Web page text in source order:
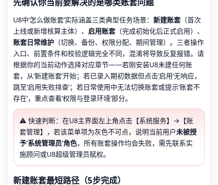
U8中‘怎么做账套’实际涵盖三类典型任务场景： 新建账套 （首次
上线或新增核算主体）、 启用账套 （完成初始化后正式启用）、
账套日常维护 （切换、备份、权限分配、期间管理）。三者操作
入口、前置条件和校验逻辑完全不同，混淆将导致反复报错。请
根据你的当前动作选择对应章节——若刚安装U8未建任何账
套，从‘新建账套’开始；若已录入期初数据但点击‘启用’无响应，
跳至‘启用失败排查’；若日常使用中无法切换账套或提示‘账套不
存在’，重点查看‘权限与登录环境’部分。
⚠️ 快速判断：在U8主界面左上角点击【系统服务】→【账
套管理】，若该菜单项为灰色不可点，说明当前用户未被授
予‘系统管理员’角色，所有账套操作均会失败，需先联系实
施顾问或U8超级管理员赋权。
新建账套最短路径（5步完成）